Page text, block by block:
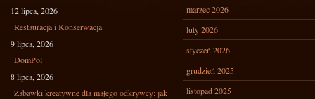
12 lipca, 2026
Restauracja i Konserwacja
9 lipca, 2026
DomPol
8 lipca, 2026
Zabawki kreatywne dla małego odkrywcy: jak
marzec 2026
luty 2026
styczeń 2026
grudzień 2025
listopad 2025